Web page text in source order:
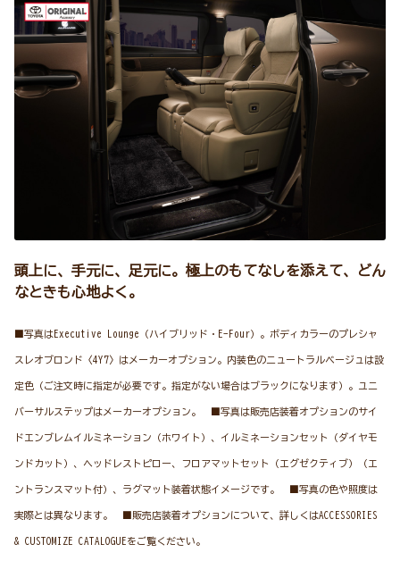
頭上に、手元に、足元に。極上のもてなしを添えて、どん
なときも心地よく。
■写真はExecutive Lounge（ハイブリッド・E-Four）。ボディカラーのプレシャ
スレオブロンド〈4Y7〉はメーカーオプション。内装色のニュートラルベージュは設
定色（ご注文時に指定が必要です。指定がない場合はブラックになります）。ユニ
バーサルステップはメーカーオプション。 ■写真は販売店装着オプションのサイ
ドエンブレムイルミネーション（ホワイト）、イルミネーションセット（ダイヤモ
ンドカット）、ヘッドレストピロー、フロアマットセット（エグゼクティブ）（エ
ントランスマット付）、ラグマット装着状態イメージです。 ■写真の色や照度は
実際とは異なります。 ■販売店装着オプションについて、詳しくはACCESSORIES
& CUSTOMIZE CATALOGUEをご覧ください。